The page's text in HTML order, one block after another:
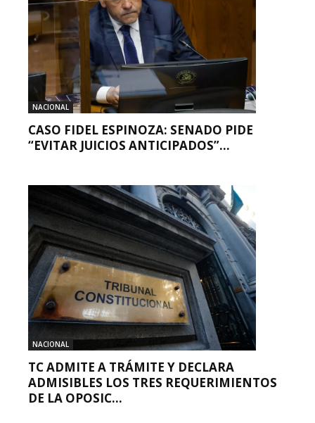
NACIONAL
CASO FIDEL ESPINOZA: SENADO PIDE
“EVITAR JUICIOS ANTICIPADOS”...
NACIONAL
TC ADMITE A TRÁMITE Y DECLARA
ADMISIBLES LOS TRES REQUERIMIENTOS
DE LA OPOSIC...